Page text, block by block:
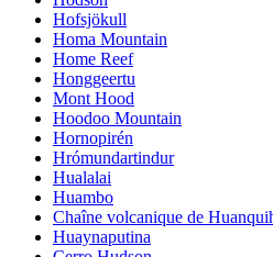
Hofsjökull
Homa Mountain
Home Reef
Honggeertu
Mont Hood
Hoodoo Mountain
Hornopirén
Hrómundartindur
Hualalai
Huambo
Chaîne volcanique de
Huaynaputina